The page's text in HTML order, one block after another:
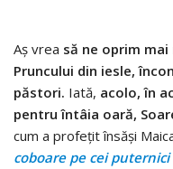
Aș vrea să ne oprim
Pruncului din iesle,
păstori. Iată, acolo, în
pentru întâia oară,
cum a profețit însăși
coboare pe cei